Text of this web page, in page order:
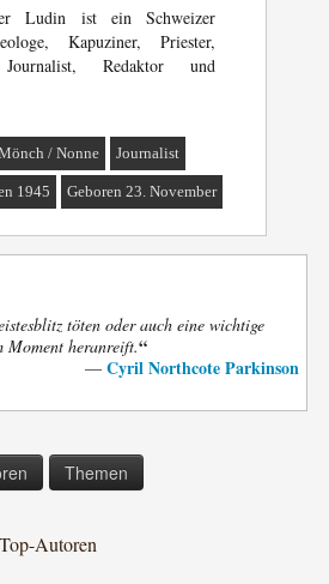
Ludin ist ein Schweizer
Kapuziner, Priester,
Journalist, Redaktor und
/ Nonne Journalist
1945 Geboren 23. November
töten oder auch eine wichtige
Moment heranreift.“
— Cyril Northcote Parkinson
Themen
Top-Autoren